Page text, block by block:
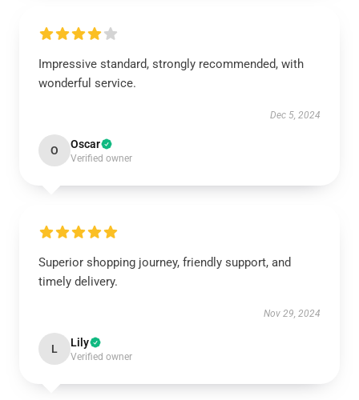
Impressive standard, strongly recommended, with
wonderful service.
Dec 5, 2024
O Oscar
Verified owner
Superior shopping journey, friendly support, and
timely delivery.
Nov 29, 2024
L Lily
Verified owner